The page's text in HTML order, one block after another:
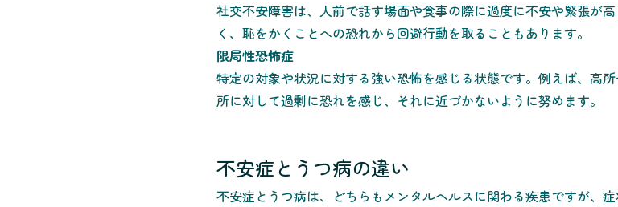
社交不安障害は、人前で話す場面や食事の際に過度に不安や緊張が
く、恥をかくことへの恐れから回避行動を取ることもあります。
限局性恐怖症
特定の対象や状況に対する強い恐怖を感じる状態です。例えば、高
所に対して過剰に恐れを感じ、それに近づかないように努めます。
不安症とうつ病の違い
不安症とうつ病は、どちらもメンタルヘルスに関わる疾患ですが、